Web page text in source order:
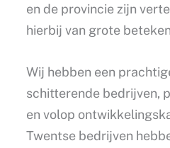
en de provincie zijn
hierbij van grote
Wij hebben een
schitterende bedrijven,
en volop
Twentse bedrijven